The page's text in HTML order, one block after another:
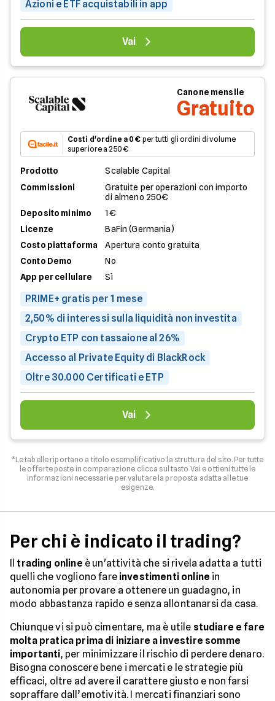
Azioni e ETF acquistabili in app
Vai
Canone mensile
Gratuito
Costi d'ordine a 0 € per tutti gli ordini di volume
superiore a 250 €
Prodotto
Scalable Capital
Commissioni
Gratuite per operazioni con importo
di almeno 250€
Deposito minimo
1€
Licenze
BaFin (Germania)
Costo piattaforma
Apertura conto gratuita
Conto Demo
No
App per cellulare
Sì
PRIME+ gratis per 1 mese
2,50% di interessi sulla liquidità non investita
Crypto ETP con tassaione al 26%
Accesso al Private Equity di BlackRock
Oltre 30.000 Certificati e ETP
Vai
*Le tabelle riportano a titolo esemplificativo la struttura del sito. Per tutte
le offerte poste in comparazione clicca sul tasto Vai e ottieni tutte le
informazioni necessarie per valutare la proposta adatta alle tue
esigenze.
Per chi è indicato il trading?
Il trading online è un'attività che si rivela adatta a tutti
quelli che vogliono fare investimenti online in
autonomia per provare a ottenere un guadagno, in
modo abbastanza rapido e senza allontanarsi da casa.
Chiunque vi si può cimentare, ma è utile studiare e fare
molta pratica prima di iniziare a investire somme
importanti, per minimizzare il rischio di perdere denaro.
Bisogna conoscere bene i mercati e le strategie più
efficaci, oltre ad avere il carattere giusto e non farsi
sopraffare dall’emotività. I mercati finanziari sono